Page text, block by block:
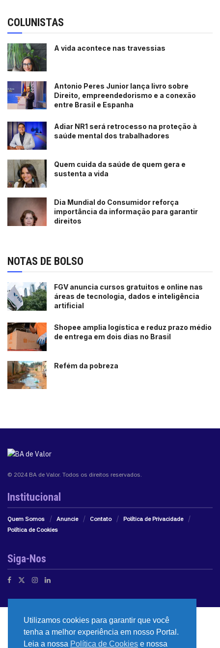
COLUNISTAS
A vida acontece nas travessias
Antonio Peres Junior lança livro sobre
Direito, empreendedorismo e a conexão
entre Brasil e Espanha
Adiar NR1 será retrocesso na proteção à
saúde mental dos trabalhadores
Quem cuida da saúde de quem gera e
sustenta a vida
Dia Mundial do Consumidor reforça
importância da informação para garantir
direitos
NOTAS DE BOLSO
FGV anuncia cursos gratuitos e online nas
áreas de tecnologia, dados e inteligência
artificial
Shopee amplia logística e reduz prazo médio
de entrega em dois dias no Brasil
Refém da pobreza
© 2024 BA de Valor. Todos os direitos reservados.
Institucional
Quem Somos Anuncie Contato
Política de Privacidade
Política de Cookies
Siga-Nos
Utilizamos cookies para garantir que você
tenha a melhor experiência em nosso Portal.
Leia a nossa Política de Cookies e nossa